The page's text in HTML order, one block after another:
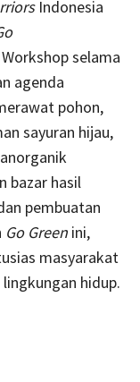
Indonesia
selama
agenda
pohon,
sayuran hijau,
bazar hasil
pembuatan
Go Green ini,
masyarakat
hidup.